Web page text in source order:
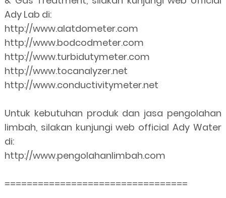
Ady Lab di:
http://www.alatdometer.com
http://www.bodcodmeter.com
http://www.turbidutymeter.com
http://www.tocanalyzer.net
http://www.conductivitymeter.net
Untuk kebutuhan produk dan jasa pengolahan
limbah, silakan kunjungi web official Ady Water
di:
http://www.pengolahanlimbah.com
=================================